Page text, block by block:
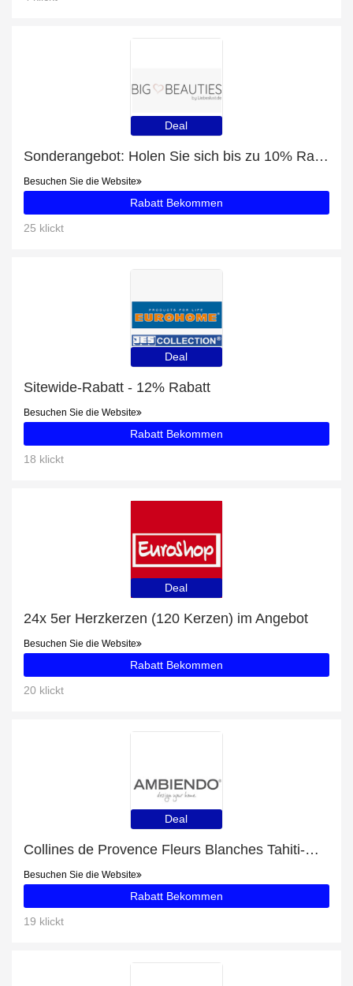
Deal
Sonderangebot: Holen Sie sich bis zu 10% Rabatt auf Strapshalter-String Plus Size
Besuchen Sie die Website
Rabatt Bekommen
25 klickt
Deal
Sitewide-Rabatt - 12% Rabatt
Besuchen Sie die Website
Rabatt Bekommen
18 klickt
Deal
24x 5er Herzkerzen (120 Kerzen) im Angebot
Besuchen Sie die Website
Rabatt Bekommen
20 klickt
Deal
Collines de Provence Fleurs Blanches Tahiti-Gardenie Duftkerze mit 6% Rabatt
Besuchen Sie die Website
Rabatt Bekommen
19 klickt